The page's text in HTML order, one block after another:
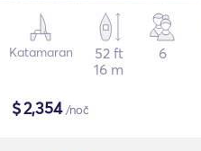
Katamaran
52 ft
16 m
6
$2,354/noč